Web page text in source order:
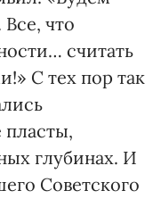
Все, что
считать
С тех пор так
пласты,
глубинах. И
Советского